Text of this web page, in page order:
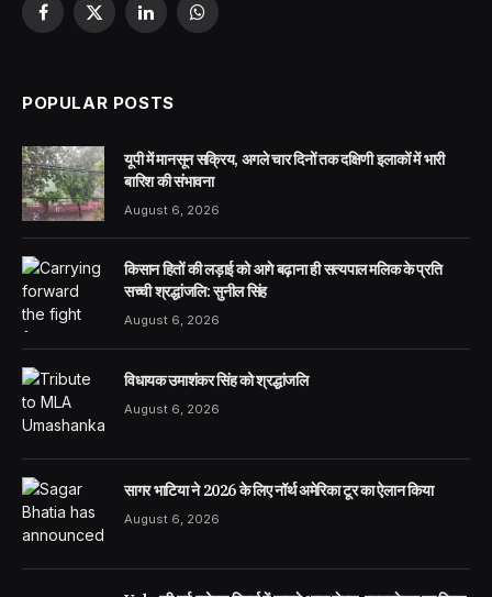
Facebook
X
LinkedInWhatsApp
POPULAR POSTS
यूपी में मानसून सक्रिय, अगले चार दिनों तक दक्षिणी इलाकों में भारी
बारिश की संभावना
August 6, 2026
किसान हितों की लड़ाई को आगे बढ़ाना ही सत्यपाल मलिक के प्रति
सच्ची श्रद्धांजलि: सुनील सिंह
August 6, 2026
विधायक उमाशंकर सिंह को श्रद्धांजलि
August 6, 2026
सागर भाटिया ने 2026 के लिए नॉर्थ अमेरिका टूर का ऐलान किया
August 6, 2026